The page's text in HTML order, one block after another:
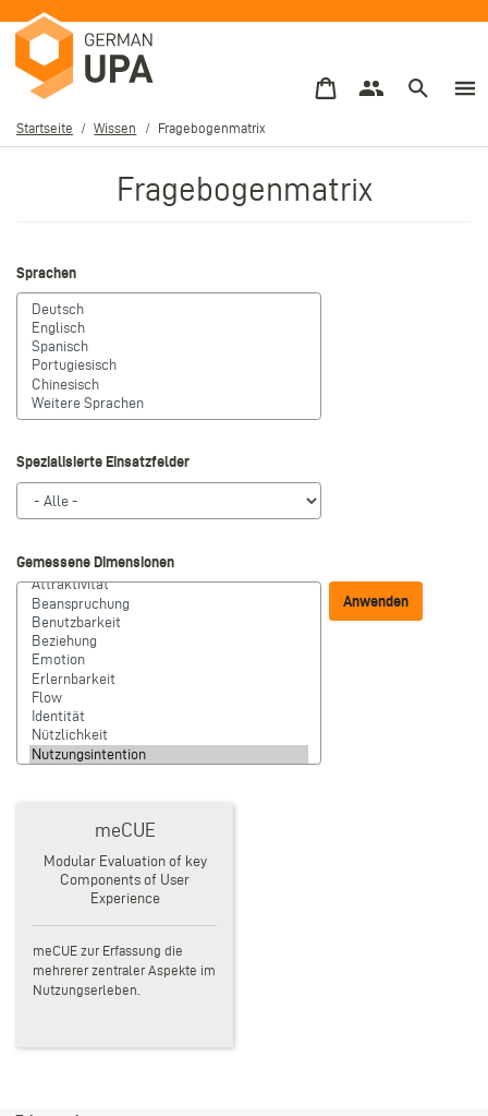
zum
Inhalt
Pfadnavigation
Startseite Wissen Fragebogenmatrix
Fragebogenmatrix
Sprachen
Spezialisierte Einsatzfelder
Gemessene Dimensionen
meCUE
Modular Evaluation of key
Components of User
Experience
meCUE zur Erfassung die
mehrerer zentraler Aspekte im
Nutzungserleben.